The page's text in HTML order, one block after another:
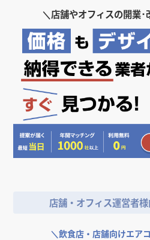
魅力的な店舗入り口・ファサ
の5つの条件
居心地の良いカウンター席の高
方を解説
飲食店のテラス席に許可は必
の注意点を解説
飲食店の内装レイアウトの基本
工務店との違いについて
店舗デザイン事例の探し方のコ
打ち合わせがうまくいくまとめ方
東京出店時の店舗デザイン、東
意点について解説
店舗入り口のドア・扉デザイ
顔とも言えるファサードデザ
します。
需要が急拡大するテイクアウ
のポイント
つのポイント
におしゃれさが求められる理由
ポイントや色彩の持つ心理効
プレハブ工法とは？店舗に採用
きたいメリット・デメリット
生産性を高めるオフィス・事
すすめのレイアウト
商品ディスプレイの基本テクニ
高める陳列方法と効果
＼店舗やオフィスの開業･
店舗・オフィス運営者
＼飲食店・店舗向けエア